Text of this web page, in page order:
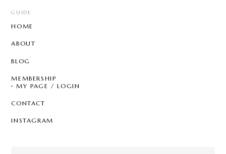
GUIDE
HOME
ABOUT
BLOG
MEMBERSHIP
MY PAGE / LOGIN
CONTACT
INSTAGRAM